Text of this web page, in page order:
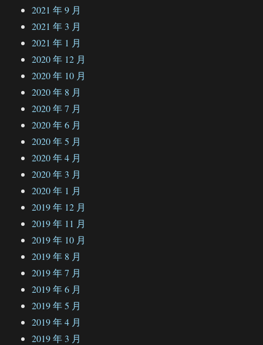
2021 年 9 月
2021 年 3 月
2021 年 1 月
2020 年 12 月
2020 年 10 月
2020 年 8 月
2020 年 7 月
2020 年 6 月
2020 年 5 月
2020 年 4 月
2020 年 3 月
2020 年 1 月
2019 年 12 月
2019 年 11 月
2019 年 10 月
2019 年 8 月
2019 年 7 月
2019 年 6 月
2019 年 5 月
2019 年 4 月
2019 年 3 月